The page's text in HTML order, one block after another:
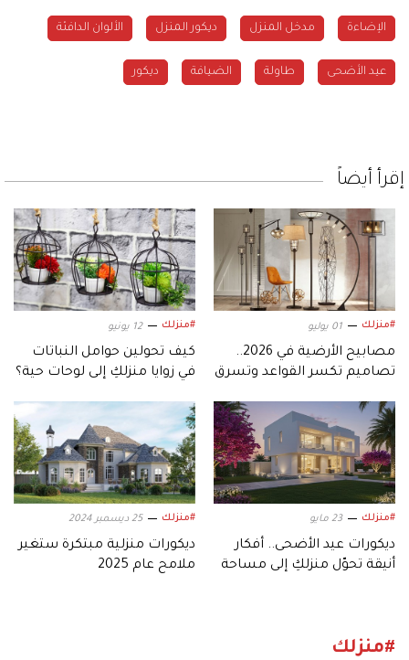
الإضاءة مدخل المنزل ديكور المنزل الألوان الدافئة
عيد الأضحى طاولة الضيافة ديكور
إقرأ أيضاً
#منزلك 01 يوليو
مصابيح الأرضية في 2026..
تصاميم تكسر القواعد وتسرق
#منزلك 12 يونيو
كيف تحولين حوامل النباتات
في زوايا منزلكِ إلى لوحات حية؟
#منزلك 23 مايو
ديكورات عيد الأضحى.. أفكار
أنيقة تحوّل منزلكِ إلى مساحة
#منزلك 25 ديسمبر 2024
ديكورات منزلية مبتكرة ستغير
ملامح عام 2025
#منزلك